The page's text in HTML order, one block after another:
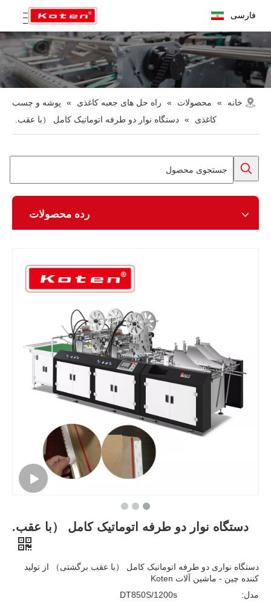
فارسی
خانه » محصولات » راه حل های جعبه کاغذی »
پوشه و چسب
کاغذی
» دستگاه نوار دو طرفه اتوماتیک کامل （با عقب.
رده محصولات
دستگاه نوار دو طرفه اتوماتیک کامل （با عقب.
دستگاه نواری دو طرفه اتوماتیک کامل （با عقب برگشتی） از تولید
کننده چین - ماشین آلات Koten
مدل:
DT850S/1200s